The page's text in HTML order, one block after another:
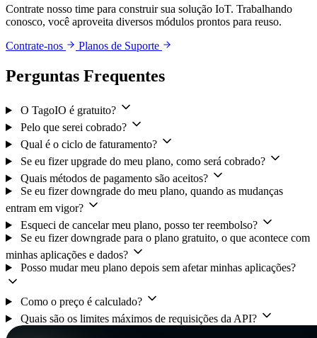
Contrate nosso time para construir sua solução IoT. Trabalhando
conosco, você aproveita diversos módulos prontos para reuso.
Contrate-nos
Planos de Suporte
Perguntas Frequentes
O TagoIO é gratuito?
Pelo que serei cobrado?
Qual é o ciclo de faturamento?
Se eu fizer upgrade do meu plano, como será cobrado?
Quais métodos de pagamento são aceitos?
Se eu fizer downgrade do meu plano, quando as mudanças
entram em vigor?
Esqueci de cancelar meu plano, posso ter reembolso?
Se eu fizer downgrade para o plano gratuito, o que acontece com
minhas aplicações e dados?
Posso mudar meu plano depois sem afetar minhas aplicações?
Como o preço é calculado?
Quais são os limites máximos de requisições da API?